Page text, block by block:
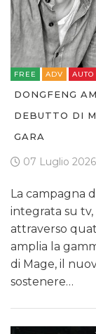
FREE ADV AUTO
DONGFENG
DEBUTTO DI
GARA
07 Luglio 2026
La campagna
integrata su
attraverso
amplia la
di Mage, il
sostenere…